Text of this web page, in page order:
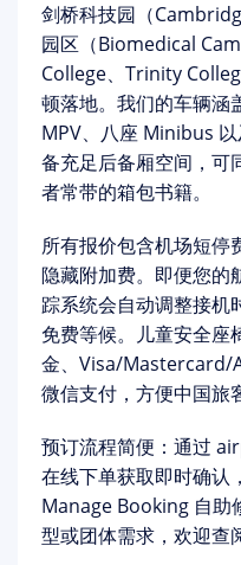
剑桥科技园（
园区（Biomedical
College、Trinity
顿落地。我们的车辆涵
MPV、八座 Minibus
备充足后备厢空间，可
者常带的箱包书籍。
所有报价包含机场短停
隐藏附加费。即便您的
踪系统会自动调整接机
免费等候。儿童安全座
金、Visa/Mastercard/
微信支付，方便中国旅
预订流程简便：通过
在线下单获取即时确认
Manage Booking 自助
型或团体需求，欢迎查